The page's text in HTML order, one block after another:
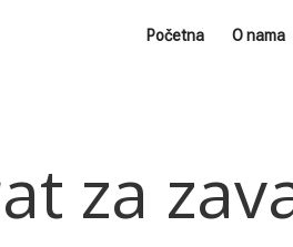
Početna O nama
za